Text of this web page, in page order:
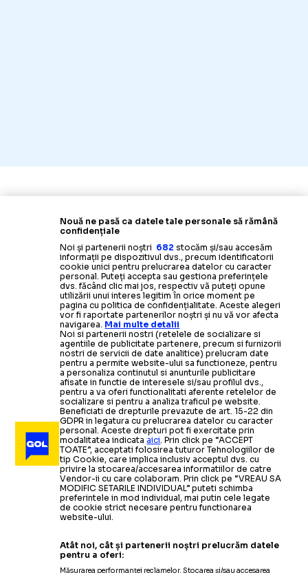
Nouă ne pasă ca datele tale personale să rămână
confidențiale
Noi și partenerii noștri 682 stocăm și/sau accesăm
informații pe dispozitivul dvs., precum identificatorii
cookie unici pentru prelucrarea datelor cu caracter
personal. Puteți accepta sau gestiona preferințele
dvs. făcând clic mai jos, respectiv vă puteți opune
utilizării unui interes legitim în orice moment pe
pagina cu politica de confidențialitate. Aceste alegeri
vor fi raportate partenerilor noștri și nu vă vor afecta
navigarea. Mai multe detalii
Noi si partenerii nostri (retelele de socializare si
agentiile de publicitate partenere, precum si furnizorii
nostri de servicii de date analitice) prelucram date
pentru a permite website-ului sa functioneze, pentru
a personaliza continutul si anunturile publicitare
afisate in functie de interesele si/sau profilul dvs.,
pentru a va oferi functionalitati aferente retelelor de
socializare si pentru a analiza traficul pe website.
Beneficiati de drepturile prevazute de art. 15-22 din
GDPR in legatura cu prelucrarea datelor cu caracter
personal. Aceste drepturi pot fi exercitate prin
modalitatea indicataaici. Prin click pe “ACCEPT
TOATE”, acceptati folosirea tuturor Tehnologiilor de
tip Cookie, care implica inclusiv acceptul dvs. cu
privire la stocarea/accesarea informatiilor de catre
Vendor-ii cu care colaboram. Prin click pe “VREAU SA
MODIFIC SETARILE INDIVIDUAL” puteti schimba
preferintele in mod individual, mai putin cele legate
de cookie strict necesare pentru functionarea
website-ului.
Atât noi, cât și partenerii noștri prelucrăm datele
pentru a oferi:
Măsurarea performanței reclamelor. Stocarea și/sau accesarea